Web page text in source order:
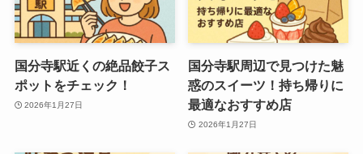
国分寺駅近くの絶品餃子ス
ポットをチェック！
2026年1月27日
国分寺駅周辺で見つけた魅
惑のスイーツ！持ち帰りに
最適なおすすめ店
2026年1月27日